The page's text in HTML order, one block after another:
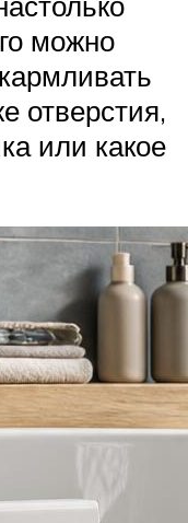
можно
отверстия,
или какое